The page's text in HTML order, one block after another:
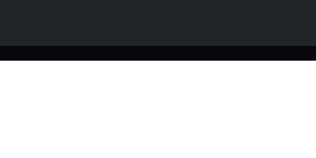
Copyright © 2024diahalsa.comDesign byJetTheme.com|